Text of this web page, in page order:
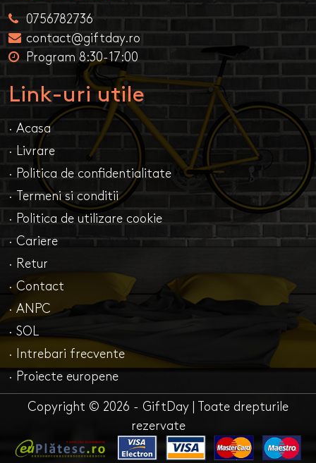
0756782736
contact@giftday.ro
Program 8:30-17:00
Link-uri utile
· Acasa
· Livrare
· Politica de confidentialitate
· Termeni si conditii
· Politica de utilizare cookie
· Cariere
· Retur
· Contact
· ANPC
· SOL
· Intrebari frecvente
· Proiecte europene
Copyright © 2026 - GiftDay | Toate drepturile
rezervate